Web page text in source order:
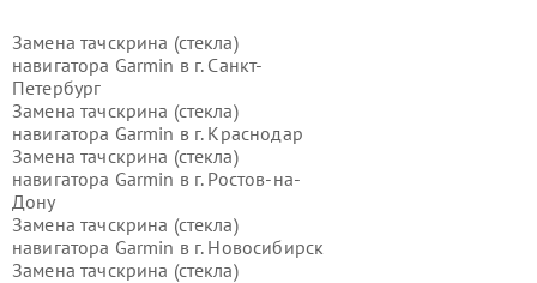
Замена тачскрина (стекла)
навигатора Garmin в г. Санкт-
Петербург
Замена тачскрина (стекла)
навигатора Garmin в г. Краснодар
Замена тачскрина (стекла)
навигатора Garmin в г. Ростов-на-
Дону
Замена тачскрина (стекла)
навигатора Garmin в г. Новосибирск
Замена тачскрина (стекла)